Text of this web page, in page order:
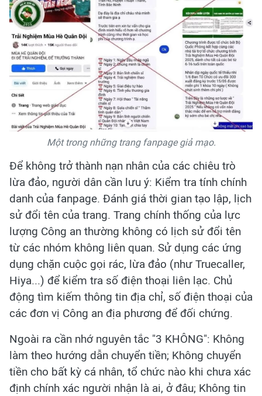
Một trong những trang fanpage giả mạo.
Để không trở thành nạn nhân của các chiêu trò
lừa đảo, người dân cần lưu ý: Kiểm tra tính chính
danh của fanpage. Đánh giá thời gian tạo lập, lịch
sử đổi tên của trang. Trang chính thống của lực
lượng Công an thường không có lịch sử đổi tên
từ các nhóm không liên quan. Sử dụng các ứng
dụng chặn cuộc gọi rác, lừa đảo (như Truecaller,
Hiya...) để kiểm tra số điện thoại liên lạc. Chủ
động tìm kiếm thông tin địa chỉ, số điện thoại của
các đơn vị Công an địa phương để đối chứng.
Ngoài ra cần nhớ nguyên tắc "3 KHÔNG": Không
làm theo hướng dẫn chuyển tiền; Không chuyển
tiền cho bất kỳ cá nhân, tổ chức nào khi chưa xác
định chính xác người nhận là ai, ở đâu; Không tin